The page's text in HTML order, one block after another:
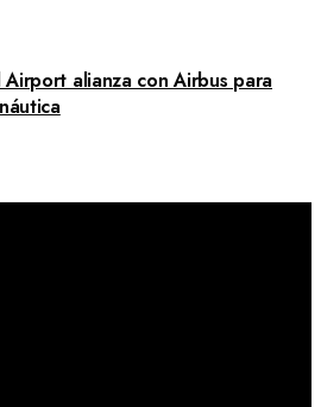
Airport alianza con Airbus para